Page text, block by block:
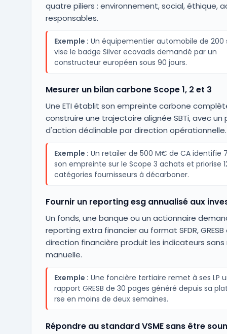
quatre piliers : environnement, social, éthique,
responsables.
Exemple : Un équipementier automobile de 200
vise le badge Silver ecovadis demandé par un
constructeur européen sous 90 jours.
Mesurer un bilan carbone Scope 1, 2 et 3
Une ETI établit son empreinte carbone
construire une trajectoire alignée SBTi, avec un
d'action déclinable par direction opérationnelle.
Exemple : Un retailer de 500 M€ de CA identifie
son empreinte sur le Scope 3 achats et priorise
catégories fournisseurs à décarboner.
Fournir un reporting esg annualisé aux
Un fonds, une banque ou un actionnaire
reporting extra financier au format SFDR, GRESB
direction financière produit les indicateurs sans
manuelle.
Exemple : Une foncière tertiaire remet à ses LP
rapport GRESB de 30 pages généré depuis sa
rse en moins de deux semaines.
Répondre au standard VSME sans être